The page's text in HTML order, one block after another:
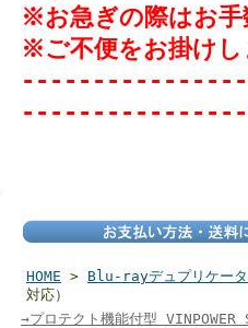
※お急ぎの際はお
※ご不便をお掛けし
HOME > Blu-rayデュプリケータ
対応）
→プロテクト機能付型